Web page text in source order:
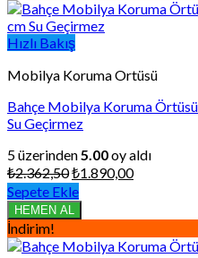
Hızlı Bakış
Mobilya Koruma Ortüsü
Bahçe Mobilya Koruma
Su Geçirmez
5 üzerinden 5.00oy aldı
₺2.362,50Orijinal
fiyat:
₺2.362,50.
₺1.890,00Şu
₺1.890,00.
Sepete Ekle
HEMEN AL
İndirim!